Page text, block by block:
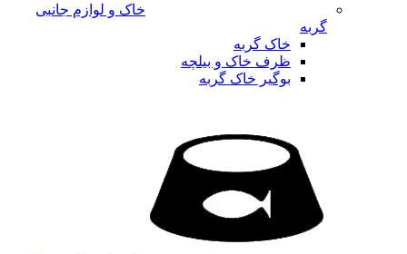
خاک و لوازم جانبی
گربه
خاک گربه
ظرف خاک و بیلچه
بوگیر خاک گربه